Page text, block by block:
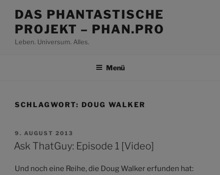
Inhalt
springen
DAS PHANTASTISCHE
PROJEKT – PHAN.PRO
Leben. Universum. Alles.
Menü
SCHLAGWORT: DOUG WALKER
VERÖFFENTLICHT
AM
9. AUGUST 2013
Ask ThatGuy: Episode 1 [Video]
Und noch eine Reihe, die Doug Walker erfunden hat: